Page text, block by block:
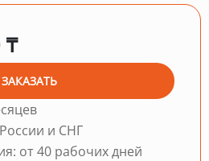
₸
ЗАКАЗАТЬ
и СНГ
от 40 рабочих дней